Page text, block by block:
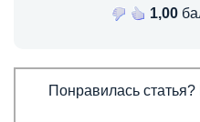
1,00
Понравилась